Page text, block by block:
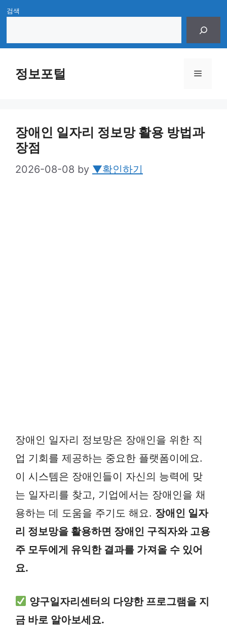
Skip
content
검색
정보포털 Menu
장애인 일자리 정보망 활용 방법과
장점
2026-08-08 by ▼확인하기
장애인 일자리 정보망은 장애인을 위한 직
업 기회를 제공하는 중요한 플랫폼이에요.
이 시스템은 장애인들이 자신의 능력에 맞
는 일자리를 찾고, 기업에서는 장애인을 채
용하는 데 도움을 주기도 해요. 장애인 일자
리 정보망을 활용하면 장애인 구직자와 고용
주 모두에게 유익한 결과를 가져올 수 있어
요.
양구일자리센터의 다양한 프로그램을 지
금 바로 알아보세요.